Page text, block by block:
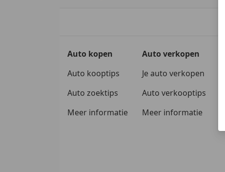
Auto kopen
Auto kooptips
Auto zoektips
Meer informatie
Auto verkopen
Je auto verkopen
Auto verkooptips
Meer informatie